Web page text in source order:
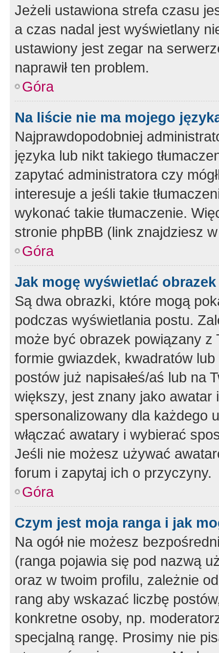
Jeżeli ustawiona strefa czasu
a czas nadal jest wyświetlany
ustawiony jest zegar na
naprawił ten problem.
Góra
Na liście nie ma mojego
Najprawdopodobniej
języka lub nikt takiego
zapytać administratora czy
interesuje a jeśli takie
wykonać takie tłumaczenie.
stronie phpBB (link znajdziesz
Góra
Jak mogę wyświetlać
Są dwa obrazki, które mogą
podczas wyświetlania postu.
może być obrazek powiązany z
formie gwiazdek, kwadratów
postów już napisałeś/aś lub na
większy, jest znany jako
spersonalizowany dla każdego
włączać awatary i wybierać
Jeśli nie możesz używać
forum i zapytaj ich o przyczyny.
Góra
Czym jest moja ranga i jak
Na ogół nie możesz
(ranga pojawia się pod nazwą
oraz w twoim profilu, zależnie
rang aby wskazać liczbę
konkretne osoby, np.
specjalną rangę. Prosimy nie